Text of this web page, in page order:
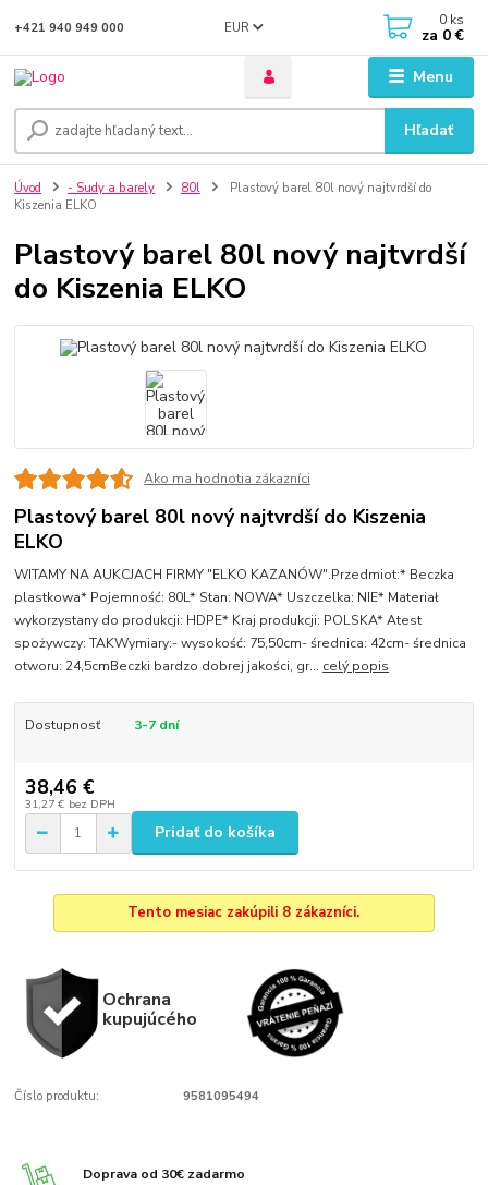
Menu
EUR
Hľadať
+421 940 949 000 0 ks
za 0 €
Úvod - Sudy a barely 80l
Plastový barel 80l nový najtvrdší do
Kiszenia ELKO
Plastový barel 80l nový najtvrdší
do Kiszenia ELKO
Ako ma hodnotia zákazníci
Plastový barel 80l nový najtvrdší do Kiszenia
ELKO
WITAMY NA AUKCJACH FIRMY "ELKO KAZANÓW".Przedmiot:* Beczka
plastkowa* Pojemność: 80L* Stan: NOWA* Uszczelka: NIE* Materiał
wykorzystany do produkcji: HDPE* Kraj produkcji: POLSKA* Atest
spożywczy: TAKWymiary:- wysokość: 75,50cm- średnica: 42cm- średnica
otworu: 24,5cmBeczki bardzo dobrej jakości, gr... celý popis
Dostupnosť 3-7 dní
38,46 €
31,27 € bez DPH
Pridať do košíka
Tento mesiac zakúpili 8 zákazníci.
Ochrana
kupujúcého
Číslo produktu: 9581095494
Doprava od 30€ zadarmo